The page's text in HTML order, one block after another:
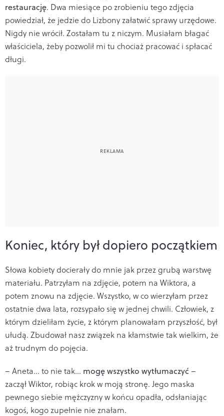
restaurację. Dwa miesiące po zrobieniu tego zdjęcia
powiedział, że jedzie do Lizbony załatwić sprawy urzędowe.
Nigdy nie wrócił. Zostałam tu z niczym. Musiałam błagać
właściciela, żeby pozwolił mi tu chociaż pracować i spłacać
długi.
Koniec, który był dopiero początkiem
Słowa kobiety docierały do mnie jak przez grubą warstwę
materiału. Patrzyłam na zdjęcie, potem na Wiktora, a
potem znowu na zdjęcie. Wszystko, w co wierzyłam przez
ostatnie dwa lata, rozsypało się w jednej chwili. Człowiek, z
którym dzieliłam życie, z którym planowałam przyszłość, był
ułudą. Zbudował nasz związek na kłamstwie tak wielkim, że
aż trudnym do pojęcia.
– Aneta... to nie tak... mogę wszystko wytłumaczyć –
zaczął Wiktor, robiąc krok w moją stronę. Jego maska
pewnego siebie mężczyzny w końcu opadła, odsłaniając
kogoś, kogo zupełnie nie znałam.